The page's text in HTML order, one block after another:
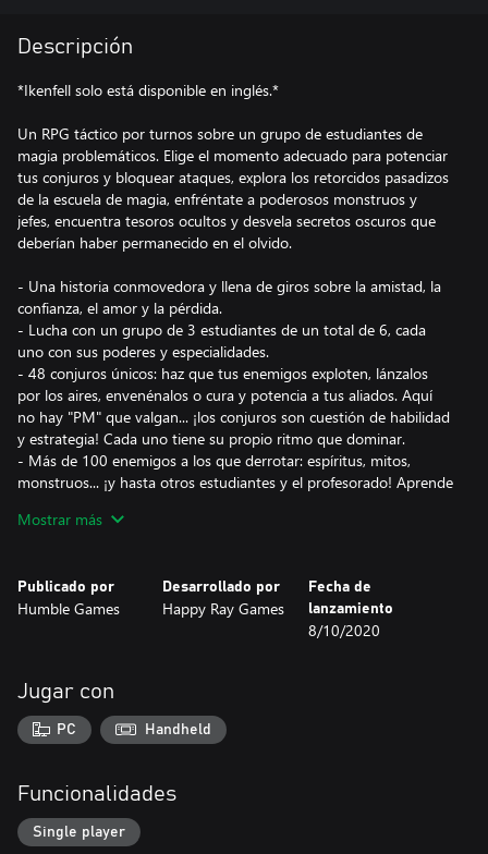
Descripción
*Ikenfell solo está disponible en inglés.*
Un RPG táctico por turnos sobre un grupo de estudiantes de
magia problemáticos. Elige el momento adecuado para potenciar
tus conjuros y bloquear ataques, explora los retorcidos pasadizos
de la escuela de magia, enfréntate a poderosos monstruos y
jefes, encuentra tesoros ocultos y desvela secretos oscuros que
deberían haber permanecido en el olvido.
- Una historia conmovedora y llena de giros sobre la amistad, la
confianza, el amor y la pérdida.
- Lucha con un grupo de 3 estudiantes de un total de 6, cada
uno con sus poderes y especialidades.
- 48 conjuros únicos: haz que tus enemigos exploten, lánzalos
por los aires, envenénalos o cura y potencia a tus aliados. Aquí
no hay "PM" que valgan... ¡los conjuros son cuestión de habilidad
y estrategia! Cada uno tiene su propio ritmo que dominar.
- Más de 100 enemigos a los que derrotar: espíritus, mitos,
monstruos... ¡y hasta otros estudiantes y el profesorado! Aprende
derrotarlos.
- Más de 100 objetos que descubrir: varitas, sombreros, capas,
anillos y artefactos mágicos. Hay tesoros escondidos por todas
partes y cada uno que encuentres te ayudará a defenderte de tus
- Explora una gran escuela de magia: dormitorios, laboratorios de
alquimia, la torre de astronomía, el patio crepuscular y muchos
otros lugares misteriosos y mágicos.
- Una banda sonora espectacular de los compositores de Steven
- Gatos. Gatos por todas partes.
Mostrar más
Publicado por
Humble Games
Desarrollado por
Happy Ray Games
Fecha de
lanzamiento
8/10/2020
Jugar con
PC Handheld
Funcionalidades
Single player